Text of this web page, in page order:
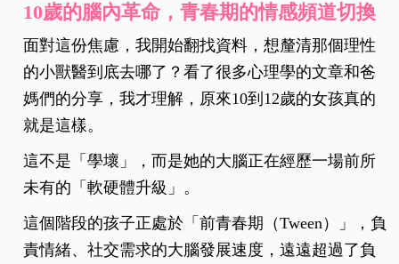
10歲的腦內革命，青春期的情感頻道切換
面對這份焦慮，我開始翻找資料，想釐清那個理性
的小獸醫到底去哪了？看了很多心理學的文章和爸
媽們的分享，我才理解，原來10到12歲的女孩真的
就是這樣。
這不是「學壞」，而是她的大腦正在經歷一場前所
未有的「軟硬體升級」。
這個階段的孩子正處於「前青春期（Tween）」，負
責情緒、社交需求的大腦發展速度，遠遠超過了負